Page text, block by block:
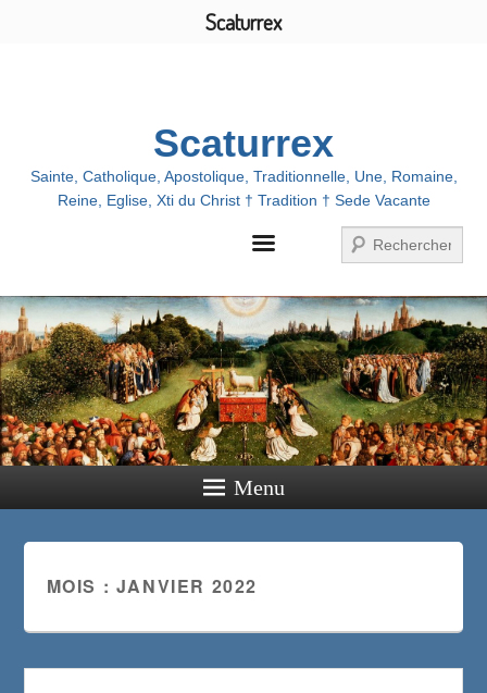
Menu
Scaturrex
Sainte, Catholique, Apostolique, Traditionnelle, Une, Romaine,
Reine, Eglise, Xti du Christ † Tradition † Sede Vacante
Recherche
Menu
MOIS : JANVIER 2022
Scaturrex